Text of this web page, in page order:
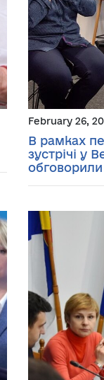
February 26,
В рамках
зустрічі у
обговорили